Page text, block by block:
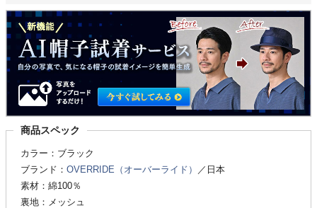
商品スペック
カラー：ブラック
ブランド： OVERRIDE（オーバーライド）
／日本
素材：綿100％
裏地：メッシュ